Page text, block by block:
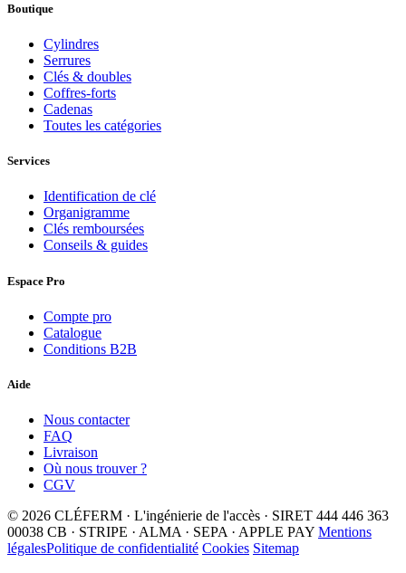
Boutique
Cylindres
Serrures
Clés & doubles
Coffres-forts
Cadenas
Toutes les catégories
Services
Identification de clé
Organigramme
Clés remboursées
Conseils & guides
Espace Pro
Compte pro
Catalogue
Conditions B2B
Aide
Nous contacter
FAQ
Livraison
Où nous trouver ?
CGV
© 2026 CLÉFERM · L'ingénierie de l'accès · SIRET 444 446 363
00038 CB · STRIPE · ALMA · SEPA · APPLE PAY Mentions
légalesPolitique de confidentialité Cookies Sitemap